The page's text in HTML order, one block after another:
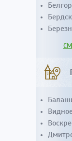
Бердск